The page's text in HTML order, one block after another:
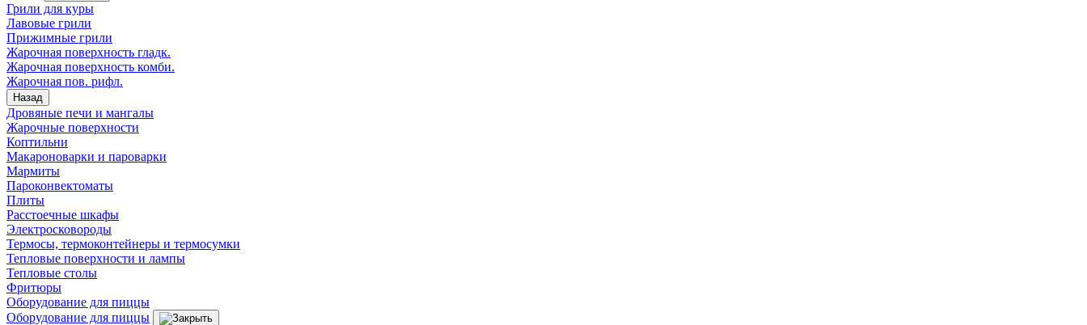
Грили для куры
Лавовые грили
Прижимные грили
Жарочная поверхность гладк.
Жарочная поверхность комби.
Жарочная пов. рифл.
Назад
Дровяные печи и мангалы
Жарочные поверхности
Коптильни
Макароноварки и пароварки
Мармиты
Пароконвектоматы
Плиты
Расстоечные шкафы
Электросковороды
Термосы, термоконтейнеры и термосумки
Тепловые поверхности и лампы
Тепловые столы
Фритюры
Оборудование для пиццы
Оборудование для пиццы